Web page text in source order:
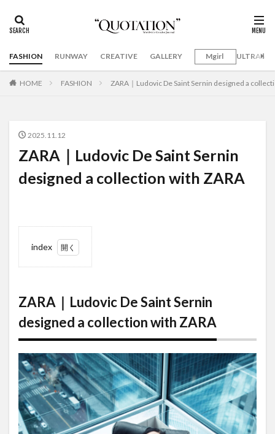
FASHION RUNWAY CREATIVE GALLERY Mgirl
HOME FASHION ZARA｜Ludovic De Saint Sernin designed a
2025.11.12
ZARA｜Ludovic De Saint Sernin
designed a collection with ZARA
index
1
De Saint
designed
with
ZARA
ZARA｜Ludovic De Saint Sernin
designed a collection with ZARA